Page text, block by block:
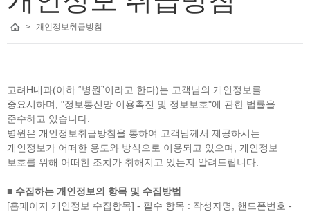
휴무일 : 일요일, 공휴일 휴진
- 최고 사양의 의료장비로 안전하고 정밀하게 검사합니다.
- 소화기 내과 분과 전문의, 내시경 전문의가 직접 시술하고 진료합니다.
- 건물 지상에 주차공간이 마련되어 있습니다.
> 개인정보취급방침
고려H내과(이하 “병원”이라고 한다)는 고객님의 개인정보를
중요시하며, "정보통신망 이용촉진 및 정보보호"에 관한 법률을
준수하고 있습니다.
병원은 개인정보취급방침을 통하여 고객님께서 제공하시는
개인정보가 어떠한 용도와 방식으로 이용되고 있으며, 개인정보
보호를 위해 어떠한 조치가 취해지고 있는지 알려드립니다.
■ 수집하는 개인정보의 항목 및 수집방법
[홈페이지 개인정보 수집항목] - 필수 항목 : 작성자명, 핸드폰번호 -